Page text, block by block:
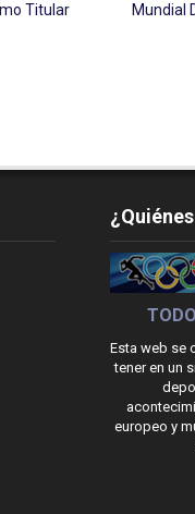
Titular
Mundial
Esta web se
tener en un
europeo y